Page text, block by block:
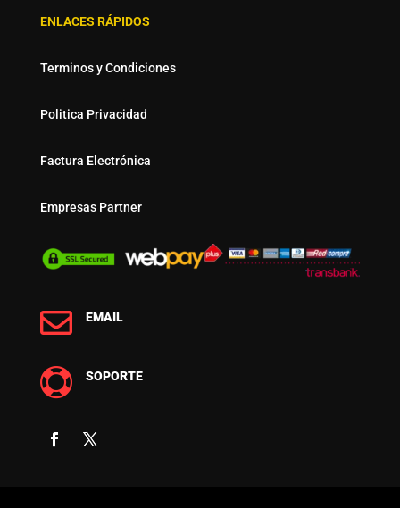
ENLACES RÁPIDOS
Terminos y Condiciones
Politica Privacidad
Factura Electrónica
Empresas Partner
 EMAIL
 SOPORTE